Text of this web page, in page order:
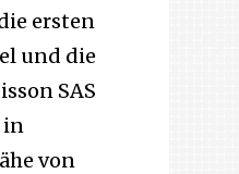
ersten
und die
SAS
in
von